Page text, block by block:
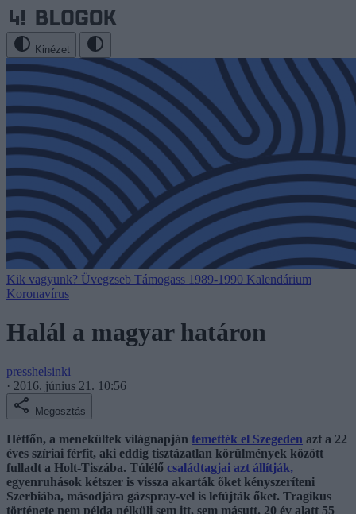
Kinézet
Kik vagyunk? Üvegzseb Támogass 1989-1990 Kalendárium
Koronavírus
Halál a magyar határon
presshelsinki
· 2016. június 21. 10:56
Megosztás
Hétfőn, a menekültek világnapján temették el Szegeden azt a 22
éves szíriai férfit, aki eddig tisztázatlan körülmények között
fulladt a Holt-Tiszába. Túlélő családtagjai azt állítják,
egyenruhások kétszer is vissza akarták őket kényszeríteni
Szerbiába, másodjára gázspray-vel is lefújták őket. Tragikus
története nem példa nélküli sem itt, sem másutt. 20 év alatt 55